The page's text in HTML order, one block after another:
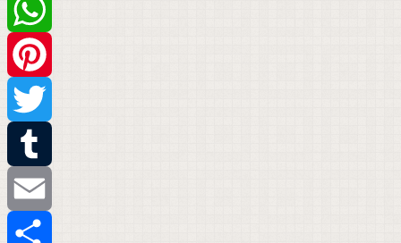
Facebook
WhatsApp
Pinterest
Twitter
Tumblr
Email